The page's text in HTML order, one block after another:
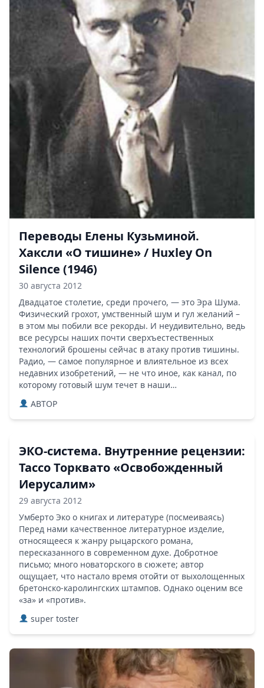
Переводы Елены Кузьминой.
Хаксли «О тишине» / Huxley On
Silence (1946)
30 августа 2012
Двадцатое столетие, среди прочего, — это Эра Шума.
Физический грохот, умственный шум и гул желаний –
в этом мы побили все рекорды. И неудивительно, ведь
все ресурсы наших почти сверхъестественных
технологий брошены сейчас в атаку против тишины.
Радио, — самое популярное и влиятельное из всех
недавних изобретений, — не что иное, как канал, по
которому готовый шум течет в наши…
ABTOP
ЭКО-система. Внутренние рецензии:
Тассо Торквато «Освобожденный
Иерусалим»
29 августа 2012
Умберто Эко о книгах и литературе (посмеиваясь)
Перед нами качественное литературное изделие,
относящееся к жанру рыцарского романа,
пересказанного в современном духе. Добротное
письмо; много новаторского в сюжете; автор
ощущает, что настало время отойти от выхолощенных
бретонско-каролингских штампов. Однако оценим все
«за» и «против».
super toster